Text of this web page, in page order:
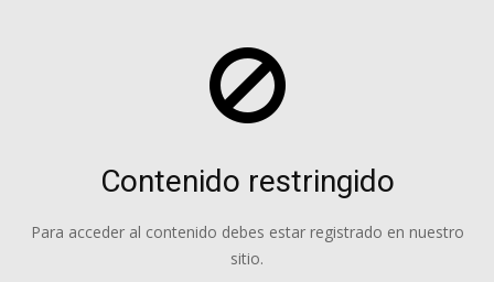
Contenido restringido
Para acceder al contenido debes estar registrado en nuestro
sitio.